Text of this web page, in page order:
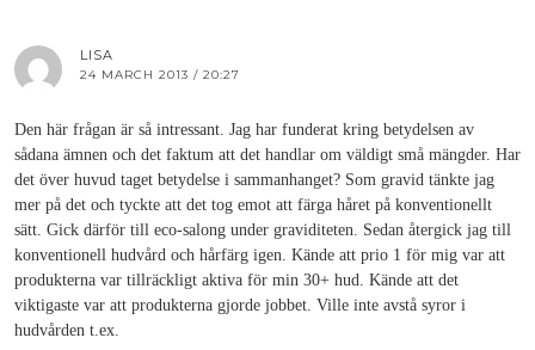
LISA
24 MARCH 2013 / 20:27
Den här frågan är så intressant. Jag har funderat kring betydelsen av
sådana ämnen och det faktum att det handlar om väldigt små mängder. Har
det över huvud taget betydelse i sammanhanget? Som gravid tänkte jag
mer på det och tyckte att det tog emot att färga håret på konventionellt
sätt. Gick därför till eco-salong under graviditeten. Sedan återgick jag till
konventionell hudvård och hårfärg igen. Kände att prio 1 för mig var att
produkterna var tillräckligt aktiva för min 30+ hud. Kände att det
viktigaste var att produkterna gjorde jobbet. Ville inte avstå syror i
hudvården t.ex.